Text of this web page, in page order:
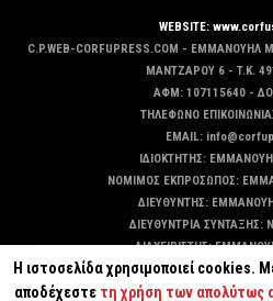
WEBSITE:
C.P.WEB-CORFUPRESS.COM -
MANTZAΡΟΥ 6 - T.K.
ΑΦΜ: 107115640 -
ΤΗΛΕΦΩΝΟ
EMAIL:
ΙΔΙΟΚΤΗΤΗΣ:
ΝΟΜΙΜΟΣ ΕΚΠΡΟΣΩΠΟΣ:
ΔΙΕΥΘΥΝΤΗΣ:
ΔΙΕΥΘΥΝΤΡΙΑ ΣΥΝΤΑΞΗΣ:
ΔΙΑΧΕΙΡΙΣΤΗΣ:
ΔΙΚΑΙΟΥΧΟΣ DOMAIN:
Η ιστοσελίδα χρησιμοποιεί cookies.
αποδέχεστε τη χρήση των απολύτως